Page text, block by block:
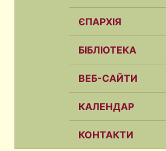
ЄПАРХІЯ
БІБЛІОТЕКА
ВЕБ-САЙТИ
КАЛЕНДАР
КОНТАКТИ